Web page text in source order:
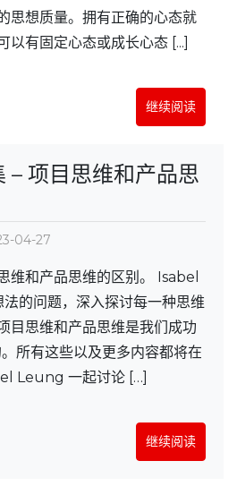
思想质量。拥有正确的心态就
以有固定心态或成长心态 [...]
继续阅读
– 项目思维和产品思
04-27
维和产品思维的区别。 Isabel
的问题，深入探讨每一种思维
目思维和产品思维是我们成功
所有这些以及更多内容都将在
Leung 一起讨论 […]
继续阅读